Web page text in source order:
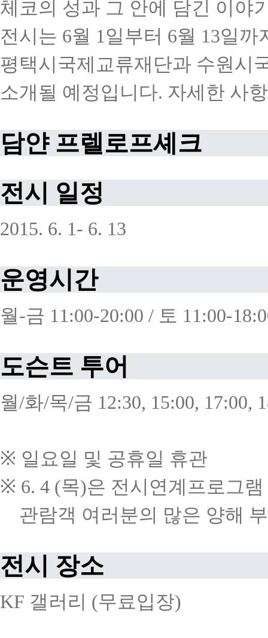
체코의 성과 그 안에 담긴 이야
전시는 6월 1 일부터 6월 13일까
평택시국제교류재단과 수원시
소개될 예정입니다. 자세한 사
담얀 프렐로프셰크
전시
일정
2015. 6. 1- 6. 13
운영시간
월-금 11:00-20:00 / 토 11:00-
도슨트 투어
월/화/목/금 12:30, 15:00, 17:00,
※ 일요일 및 공휴일 휴관
※ 6. 4 (목)은 전시연계프로그램
관람객 여러분의 많은 양해
전시 장소
KF 갤러리 (무료입장)